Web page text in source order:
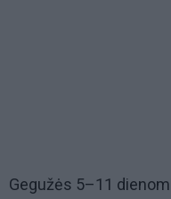
Gegužės 5–11